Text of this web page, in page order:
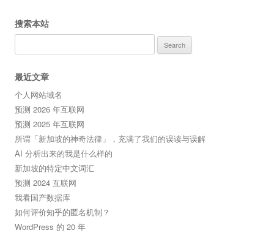
搜索本站
for:
最近文章
个人网站域名
预测 2026 年互联网
预测 2025 年互联网
所谓「新加坡的神奇法律」，充满了我们的误读与误解
AI 分析出来的我是什么样的
新加坡的特定中文词汇
预测 2024 互联网
我看国产数据库
如何评价知乎的匿名机制？
WordPress 的 20 年